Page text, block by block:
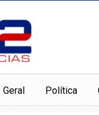
Geral Política